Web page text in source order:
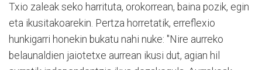
Txio zaleak seko harrituta, orokorrean, baina pozik, egin
eta ikusitakoarekin. Pertza horretatik, erreflexio
hunkigarri honekin bukatu nahi nuke: "Nire aurreko
belaunaldien jaiotetxe aurrean ikusi dut, agian hil